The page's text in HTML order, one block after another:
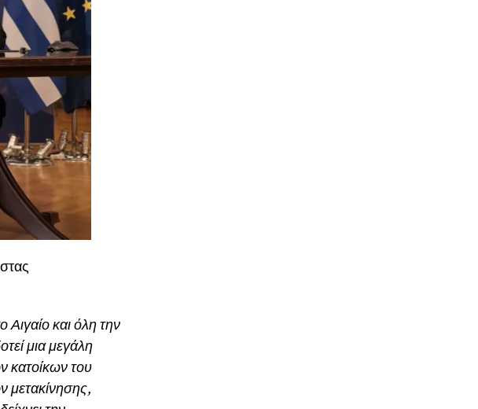
και όλη την
μια μεγάλη
κατοίκων του
μετακίνησης,